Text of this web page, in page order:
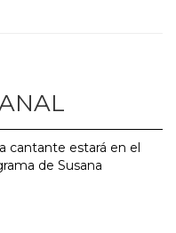
cantante estará en el
de Susana